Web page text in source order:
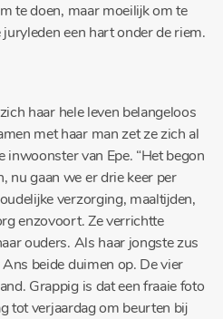
te doen, maar moeilijk om te
juryleden een hart onder de riem.
haar hele leven belangeloos
met haar man zet ze zich al
van Epe. “Het begon
nu gaan we er drie keer per
verzorging, maaltijden,
enzovoort. Ze verrichtte
ouders. Als haar jongste zus
beide duimen op. De vier
Grappig is dat een fraaie foto
tot verjaardag om beurten bij